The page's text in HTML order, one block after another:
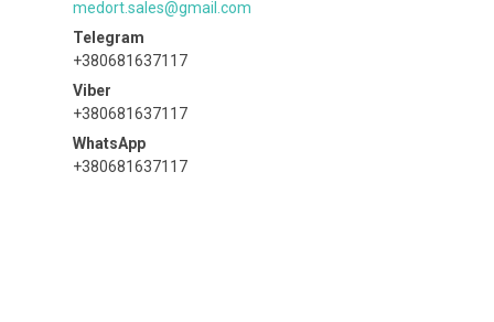
medort.sales@gmail.com
+380681637117
+380681637117
+380681637117